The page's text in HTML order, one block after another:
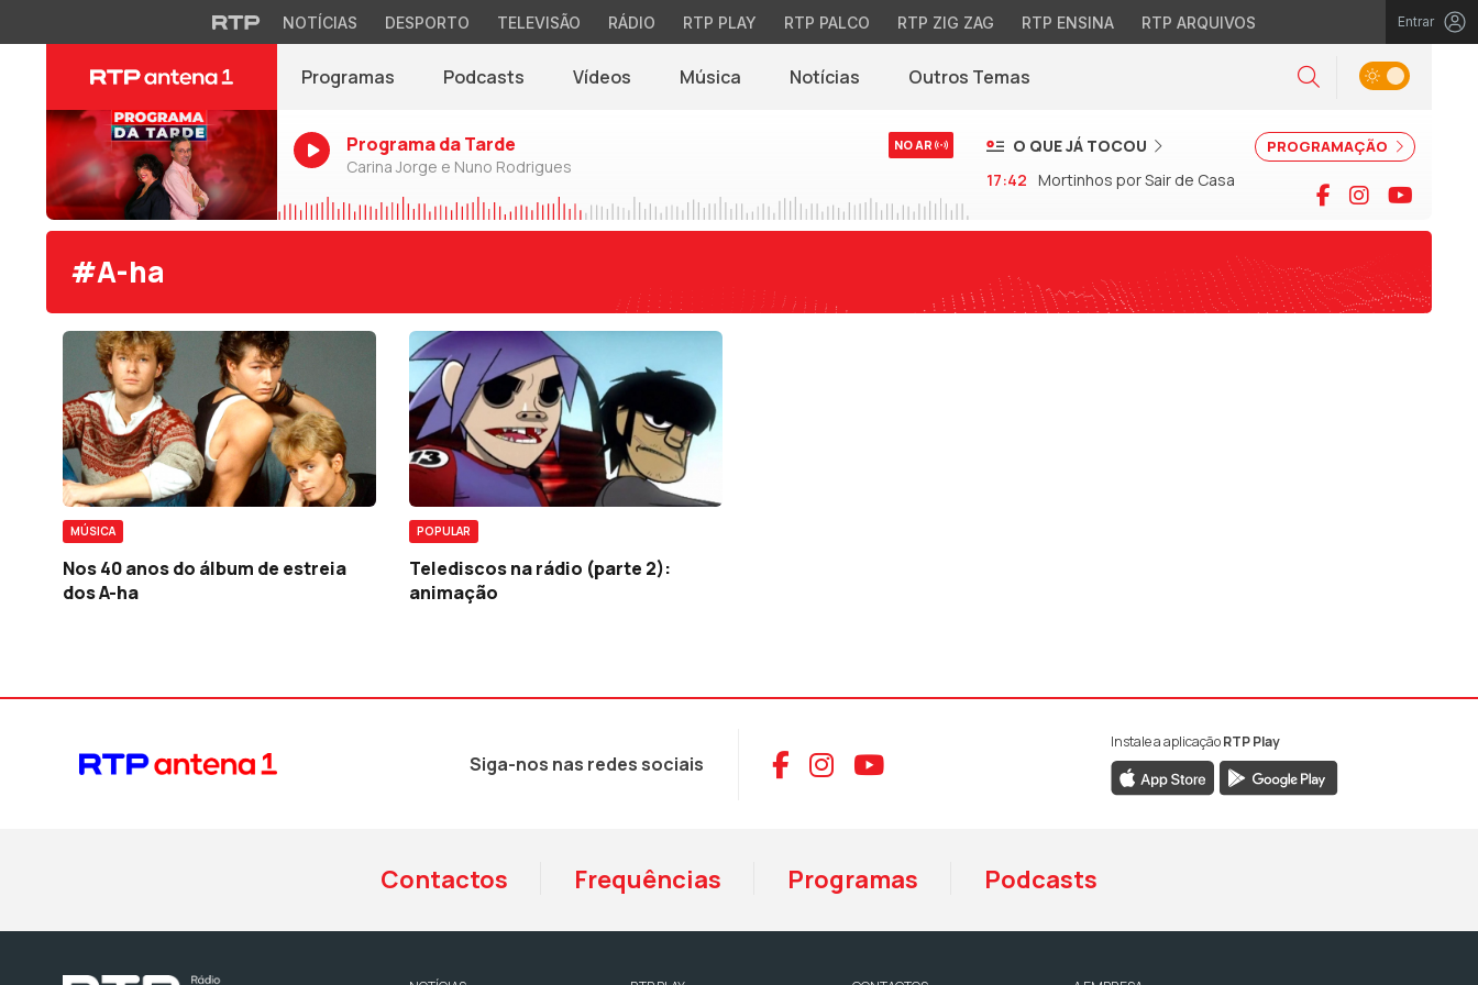
NOTÍCIAS DESPORTO TELEVISÃO RÁDIO RTP PLAY RTP PALCO RTP ZIG ZAG RTP ENSINA RTP ARQUIVOS Entrar
Programas Podcasts Vídeos Música Notícias(abre em nova janela)
Outros Temas Pesquisar
Alternar tema
Programa da Tarde
Carina Jorge e Nuno Rodrigues
NO AR PROGRAMAÇÃO
O QUE JÁ TOCOU
17:42 Mortinhos por Sair de Casa Facebook
Instagram
#A-ha
MÚSICA
Nos 40 anos do álbum de estreia
dos A-ha
POPULAR
Telediscos na rádio (parte 2):
animação
Siga-nos nas redes sociais Aceder ao Facebook da RTP Antena 1
Aceder ao Instagram da RTP Antena 1
Aceder ao YouTube da RTP Antena 1
Instale a aplicaçãoRTP Play
Contactos Frequências Programas Podcasts